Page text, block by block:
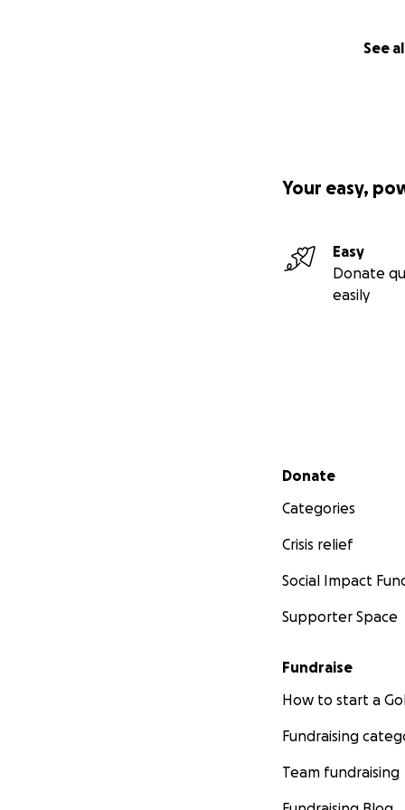
See
Your easy,
Easy
Donate
easily
Secondary menu
Donate
Categories
Crisis relief
Social Impact
Supporter Space
Fundraise
How to start a
Fundraising
Team fundraising